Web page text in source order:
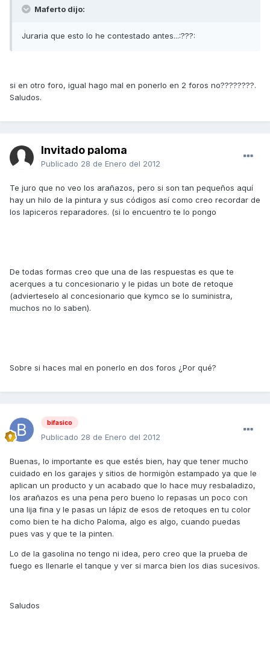
Maferto dijo:
Juraria que esto lo he contestado antes...:???:
si en otro foro, igual hago mal en ponerlo en 2 foros no????????.
Saludos.
Invitado paloma
Publicado 28 de Enero del 2012
Te juro que no veo los arañazos, pero si son tan pequeños aquí
hay un hilo de la pintura y sus códigos así como creo recordar de
los lapiceros reparadores. (si lo encuentro te lo pongo
De todas formas creo que una de las respuestas es que te
acerques a tu concesionario y le pidas un bote de retoque
(advierteselo al concesionario que kymco se lo suministra,
muchos no lo saben).
Sobre si haces mal en ponerlo en dos foros ¿Por qué?
bifasico
Publicado 28 de Enero del 2012
Buenas, lo importante es que estés bien, hay que tener mucho
cuidado en los garajes y sitios de hormigòn estampado ya que le
aplican un producto y un acabado que lo hace muy resbaladizo,
los arañazos es una pena pero bueno lo repasas un poco con
una lija fina y le pasas un lápiz de esos de retoques en tu color
como bien te ha dicho Paloma, algo es algo, cuando puedas
pues vas y que te la pinten.
Lo de la gasolina no tengo ni idea, pero creo que la prueba de
fuego es llenarle el tanque y ver si marca bien los dias sucesivos.
Saludos